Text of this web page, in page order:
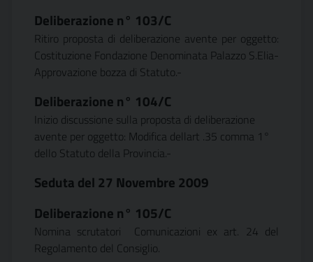
Deliberazione n° 103/C
Ritiro proposta di deliberazione avente per oggetto:
Costituzione Fondazione Denominata Palazzo S.Elia-
Approvazione bozza di Statuto.-
Deliberazione n° 104/C
Inizio discussione sulla proposta di deliberazione
avente per oggetto: Modifica dellart .35 comma 1°
dello Statuto della Provincia.-
Seduta del 27 Novembre 2009
Deliberazione n° 105/C
Nomina scrutatori  Comunicazioni ex art. 24 del
Regolamento del Consiglio.